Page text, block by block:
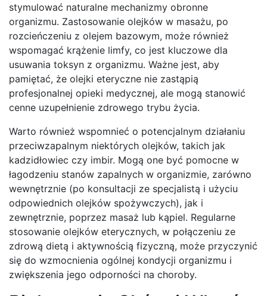
stymulować naturalne mechanizmy obronne
organizmu. Zastosowanie olejków w masażu, po
rozcieńczeniu z olejem bazowym, może również
wspomagać krążenie limfy, co jest kluczowe dla
usuwania toksyn z organizmu. Ważne jest, aby
pamiętać, że olejki eteryczne nie zastąpią
profesjonalnej opieki medycznej, ale mogą stanowić
cenne uzupełnienie zdrowego trybu życia.
Warto również wspomnieć o potencjalnym działaniu
przeciwzapalnym niektórych olejków, takich jak
kadzidłowiec czy imbir. Mogą one być pomocne w
łagodzeniu stanów zapalnych w organizmie, zarówno
wewnętrznie (po konsultacji ze specjalistą i użyciu
odpowiednich olejków spożywczych), jak i
zewnętrznie, poprzez masaż lub kąpiel. Regularne
stosowanie olejków eterycznych, w połączeniu ze
zdrową dietą i aktywnością fizyczną, może przyczynić
się do wzmocnienia ogólnej kondycji organizmu i
zwiększenia jego odporności na choroby.